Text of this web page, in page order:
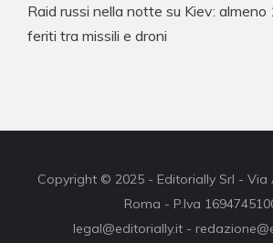
Raid russi nella notte su Kiev:
feriti tra missili e droni
Copyright © 2025 - Editorially Srl - Via
Roma - P.Iva
legal@editorially.it -